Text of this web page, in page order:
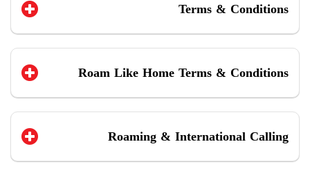
Terms & Conditions
Roam Like Home Terms & Conditions
Roaming & International Calling